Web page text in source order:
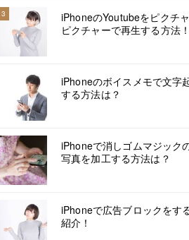
3
iPhoneのYoutubeをピクチ
ピクチャーで再生する方法！
iPhoneのボイスメモで文字
する方法は？
iPhoneで消しゴムマジック
写真を加工する方法は？
iPhoneで広告ブロックをす
紹介！